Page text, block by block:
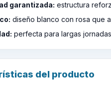
garantizada: estructura
diseño blanco con rosa que
perfecta para largas
del producto